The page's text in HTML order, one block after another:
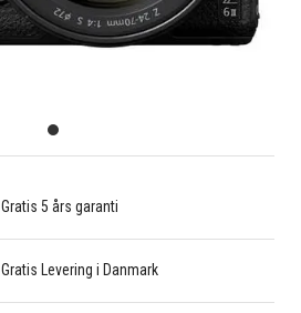
Gratis 5 års garanti
Gratis Levering i Danmark